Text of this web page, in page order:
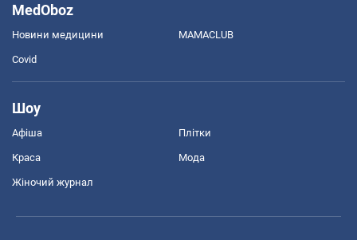
MedOboz
Новини медицини MAMACLUB
Covid
Шоу
Афіша Плітки
Краса Мода
Жіночий журнал